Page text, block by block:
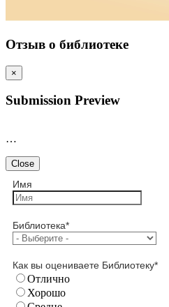
Отзыв о библиотеке
×
Submission Preview
…
Close
Имя
Библиотека*
Как вы оцениваете Библиотеку*
Отлично
Хорошо